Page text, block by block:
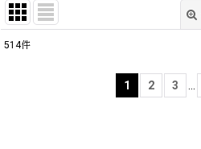
514件
1 2 3